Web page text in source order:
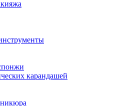
карандашей